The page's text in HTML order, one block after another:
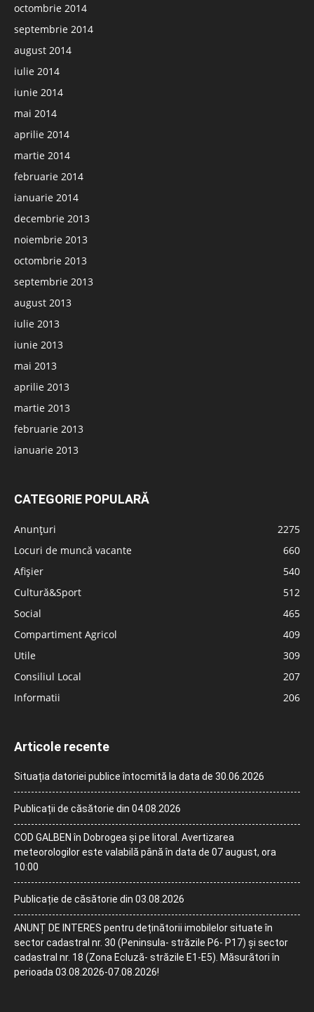
octombrie 2014
septembrie 2014
august 2014
iulie 2014
iunie 2014
mai 2014
aprilie 2014
martie 2014
februarie 2014
ianuarie 2014
decembrie 2013
noiembrie 2013
octombrie 2013
septembrie 2013
august 2013
iulie 2013
iunie 2013
mai 2013
aprilie 2013
martie 2013
februarie 2013
ianuarie 2013
CATEGORIE POPULARĂ
Anunțuri
2275
Locuri de muncă vacante
660
Afișier
540
Cultură&Sport
512
Social
465
Compartiment Agricol
409
Utile
309
Consiliul Local
207
Informatii
206
Articole recente
Situația datoriei publice întocmită la data de 30.06.2026
Publicații de căsătorie din 04.08.2026
COD GALBEN în Dobrogea și pe litoral. Avertizarea
meteorologilor este valabilă până în data de 07 august, ora
10:00
Publicație de căsătorie din 03.08.2026
ANUNȚ DE INTERES pentru deținătorii imobilelor situate în
sector cadastral nr. 30 (Peninsula- străzile P6- P17) și sector
cadastral nr. 18 (Zona Ecluză- străzile E1-E5). Măsurători în
perioada 03.08.2026-07.08.2026!